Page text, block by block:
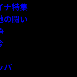
ナ特集
の闘い
パ